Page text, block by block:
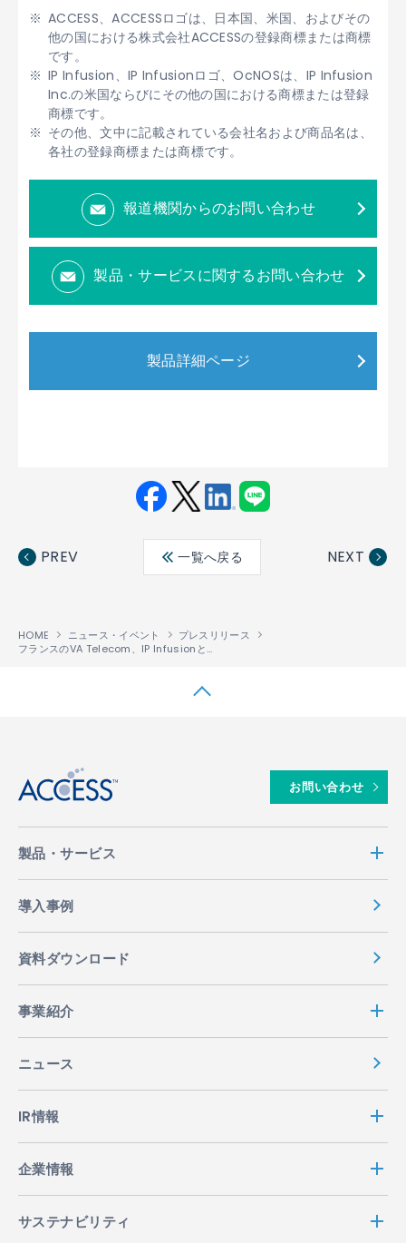
ACCESS、ACCESSロゴは、日本国、米国、およびその
他の国における株式会社ACCESSの登録商標または商標
です。
IP Infusion、IP Infusionロゴ、OcNOSは、IP Infusion
Inc.の米国ならびにその他の国における商標または登録
商標です。
その他、文中に記載されている会社名および商品名は、
各社の登録商標または商標です。
報道機関からのお問い合わせ
製品・サービスに関するお問い合わせ
製品詳細ページ
ebo ter
edin
PREV 一覧へ戻る NEXT
HOME ニュース・イベント
プレスリリース
フランスのVA Telecom、IP InfusionとPine Networksの先進的なオープンネットワーキング・ソリューションを採用し、ネットワークを変革
お問い合わせ
製品・サービス
導入事例
資料ダウンロード
事業紹介
ニュース
IR情報
企業情報
サステナビリティ